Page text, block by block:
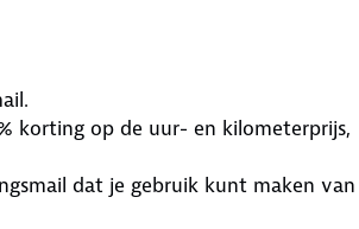
korting op de uur- en kilometerprijs,
dat je gebruik kunt maken van